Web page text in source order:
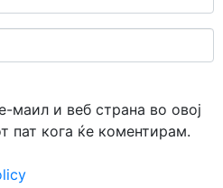
маил и веб страна во овој
пат кога ќе коментирам.